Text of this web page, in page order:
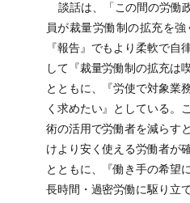
談話は、「この間の労働
員が裁量労働制の拡充を
『報告』でもより柔軟で自
して『裁量労働制の拡充は
とともに、『労使で対象業
く求めたい』としている。
術の活用で労働者を減らす
けより安く使える労働者が
とともに、『働き手の希望
長時間・過密労働に駆り立